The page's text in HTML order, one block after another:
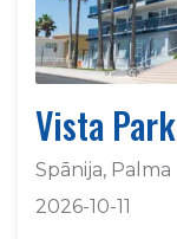
Vista Park
Spānija, Palma
2026-10-11